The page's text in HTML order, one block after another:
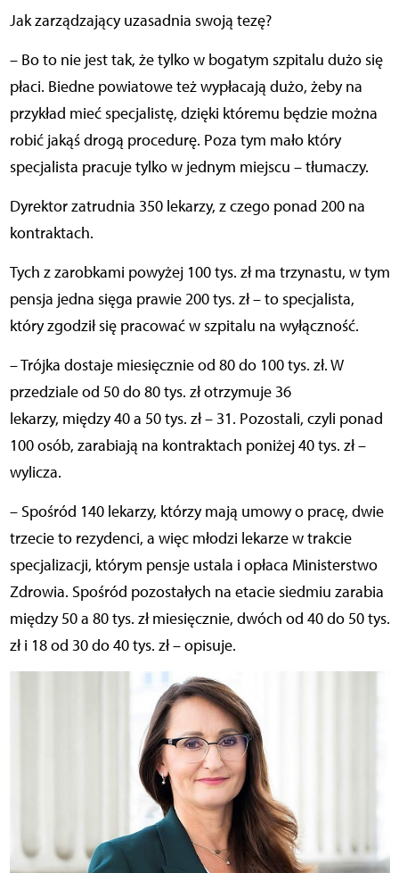
Jak zarządzający uzasadnia swoją tezę?
– Bo to nie jest tak, że tylko w bogatym szpitalu dużo się
płaci. Biedne powiatowe też wypłacają dużo, żeby na
przykład mieć specjalistę, dzięki któremu będzie można
robić jakąś drogą procedurę. Poza tym mało który
specjalista pracuje tylko w jednym miejscu – tłumaczy.
Dyrektor zatrudnia 350 lekarzy, z czego ponad 200 na
kontraktach.
Tych z zarobkami powyżej 100 tys. zł ma trzynastu, w tym
pensja jedna sięga prawie 200 tys. zł – to specjalista,
który zgodził się pracować w szpitalu na wyłączność.
– Trójka dostaje miesięcznie od 80 do 100 tys. zł. W
przedziale od 50 do 80 tys. zł otrzymuje 36
lekarzy, między 40 a 50 tys. zł – 31. Pozostali, czyli ponad
100 osób, zarabiają na kontraktach poniżej 40 tys. zł –
wylicza.
– Spośród 140 lekarzy, którzy mają umowy o pracę, dwie
trzecie to rezydenci, a więc młodzi lekarze w trakcie
specjalizacji, którym pensje ustala i opłaca Ministerstwo
Zdrowia. Spośród pozostałych na etacie siedmiu zarabia
między 50 a 80 tys. zł miesięcznie, dwóch od 40 do 50 tys.
zł i 18 od 30 do 40 tys. zł – opisuje.